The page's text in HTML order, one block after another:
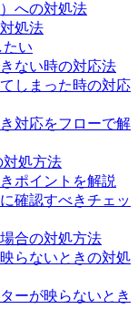
への対処法
処法
たい
ない時の対応法
しまった時の対応
対応をフローで解
対処方法
ポイントを解説
確認すべきチェッ
合の対処方法
らないときの対処
ーが映らないとき